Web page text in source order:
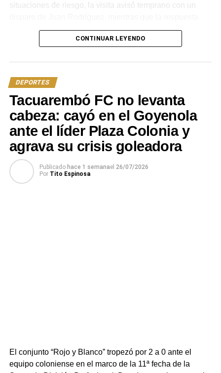
situaciones de riesgo, la visita avisó temprano con un
local llegó en los pies del colombiano Nicolás González,
quien tras un pivoteo del brasileño Lucao elevó su remate
un cabezazo ajustado de Burruzo y un mano a mano
desperdiciado por López frente a la providencial
intervención del golero Federico Pintado, quien achicó a
tiempo para sostener el cero en su arco tras un desajuste
defensivo local.
Para el segundo tiempo, el ingreso de Pablo López le dio
al ataque del local la velocidad y la precisión que le
faltaban. A los 20 minutos, la insistencia dio sus frutos: un
CONTINUAR LEYENDO
DEPORTES
Tacuarembó FC no levanta
cabeza: cayó en el Goyenola
ante el líder Plaza Colonia y
agrava su crisis goleadora
Publicado hace 1 semanael 26/07/2026
Por Tito Espinosa
El conjunto “Rojo y Blanco” tropezó por 2 a 0 ante el
equipo coloniense en el marco de la 11ª fecha de la